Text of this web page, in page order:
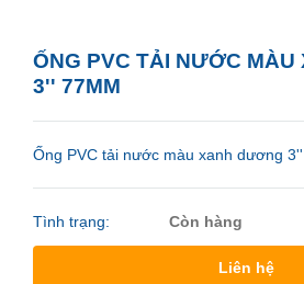
ỐNG PVC TẢI NƯỚC MÀU
3'' 77MM
Ống PVC tải nước màu xanh dương
Tình trạng: Còn hàng
Liên hệ